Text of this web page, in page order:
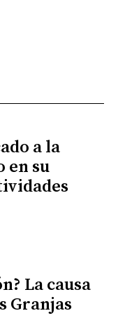
a la
en su
La causa
Granjas